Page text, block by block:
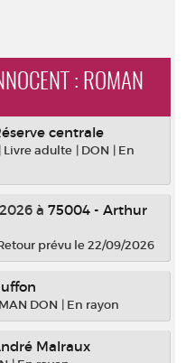
: ROMAN
centrale
| Livre adulte | DON | En
à 75004 - Arthur
prévu le 22/09/2026
DON | En rayon
Malraux